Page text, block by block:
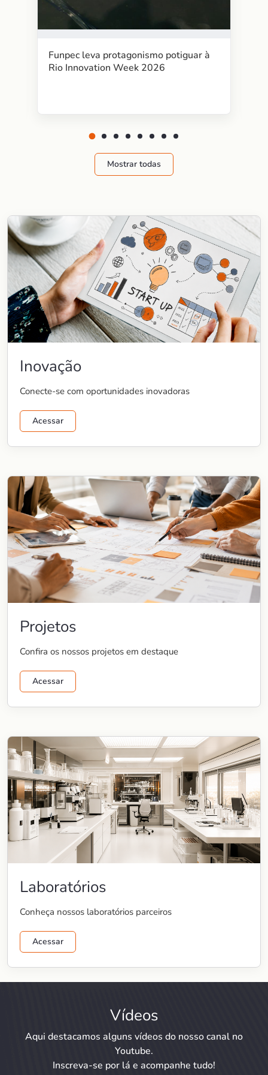
Funpec leva protagonismo potiguar à
Rio Innovation Week 2026
Mostrar todas
Inovação
Conecte-se com oportunidades inovadoras
Acessar
Projetos
Confira os nossos projetos em destaque
Acessar
Laboratórios
Conheça nossos laboratórios parceiros
Acessar
Vídeos
Aqui destacamos alguns vídeos do nosso canal no
Youtube.
Inscreva-se por lá e acompanhe tudo!